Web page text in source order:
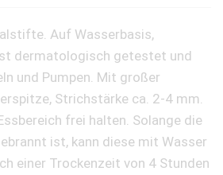
Auf Wasserbasis,
dermatologisch getestet und
und Pumpen. Mit großer
Strichstärke ca. 2-4 mm.
frei halten. Solange die
ist, kann diese mit Wasser
einer Trockenzeit von 4 Stunden